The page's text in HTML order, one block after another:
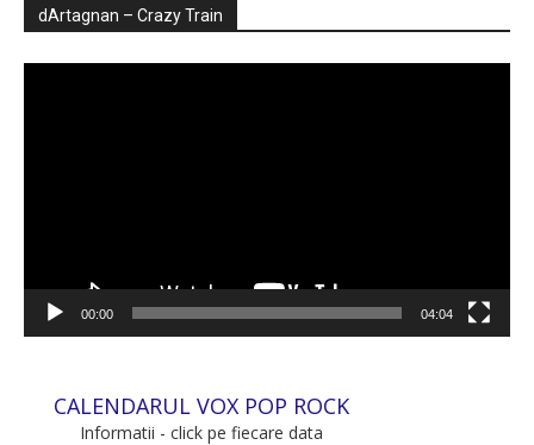
dArtagnan – Crazy Train
00:00 04:04
CALENDARUL VOX POP ROCK
Informatii - click pe fiecare data